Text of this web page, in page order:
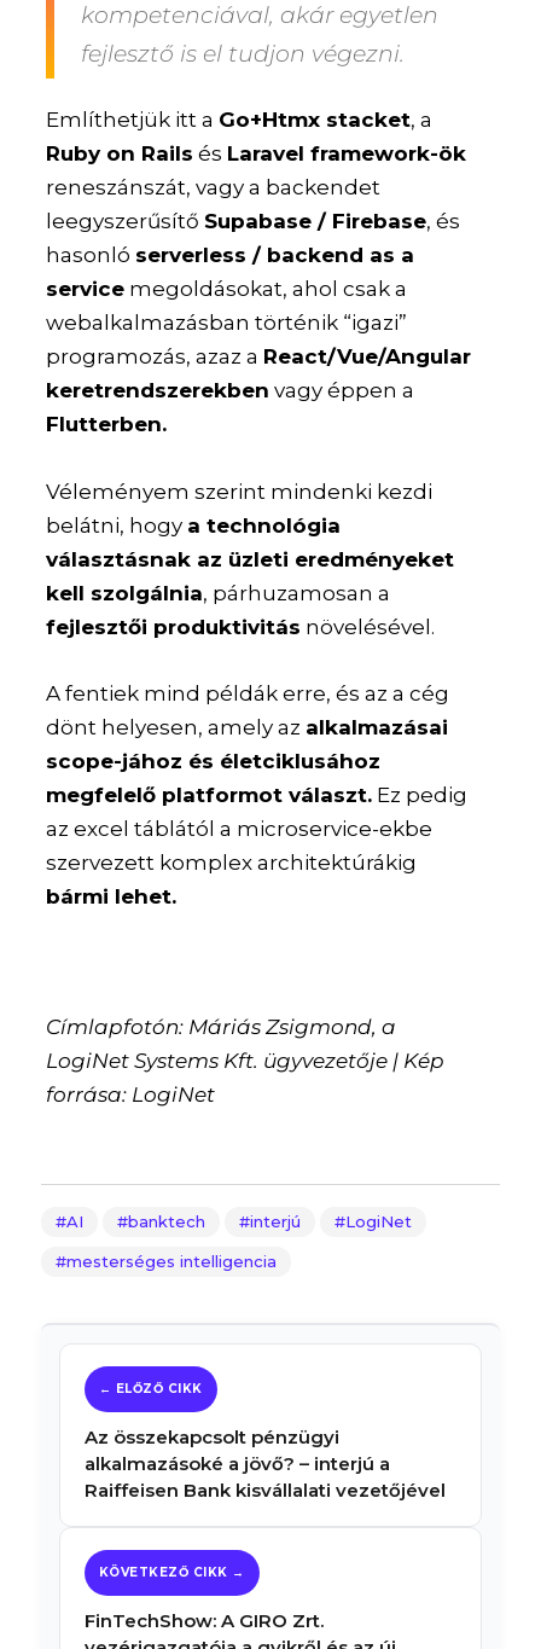
kompetenciával, akár egyetlen
fejlesztő is el tudjon végezni.
Említhetjük itt a Go+Htmx stacket, a
Ruby on Rails és Laravel framework-ök
reneszánszát, vagy a backendet
leegyszerűsítő Supabase / Firebase, és
hasonló serverless / backend as a
service megoldásokat, ahol csak a
webalkalmazásban történik “igazi”
programozás, azaz a React/Vue/Angular
keretrendszerekben vagy éppen a
Flutterben.
Véleményem szerint mindenki kezdi
belátni, hogy a technológia
választásnak az üzleti eredményeket
kell szolgálnia, párhuzamosan a
fejlesztői produktivitás növelésével.
A fentiek mind példák erre, és az a cég
dönt helyesen, amely az alkalmazásai
scope-jához és életciklusához
megfelelő platformot választ. Ez pedig
az excel táblától a microservice-ekbe
szervezett komplex architektúrákig
bármi lehet.
Címlapfotón: Máriás Zsigmond, a
LogiNet Systems Kft. ügyvezetője | Kép
forrása: LogiNet
AI banktech interjú LogiNet
mesterséges intelligencia
Az összekapcsolt pénzügyi
alkalmazásoké a jövő? – interjú a
Raiffeisen Bank kisvállalati vezetőjével
FinTechShow: A GIRO Zrt.